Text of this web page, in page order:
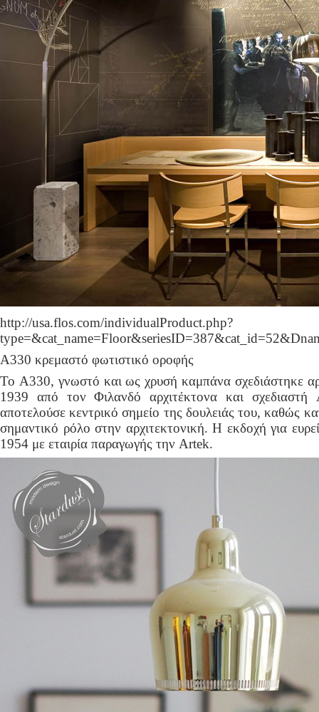
http://usa.flos.com/individualProduct.php?
A330 κρεμαστό φωτιστικό οροφής
Το A330, γνωστό και ως χρυσή καμπάνα σχεδιάστηκε
1939 από τον Φιλανδό αρχιτέκτονα και
αποτελούσε κεντρικό σημείο της δουλειάς του, καθώς
σημαντικό ρόλο στην αρχιτεκτονική. Η εκδοχή για
1954 με εταιρία παραγωγής την Artek.